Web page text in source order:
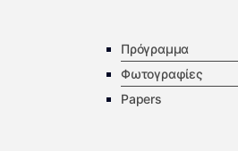
Πρόγραμμα
Φωτογραφίες
Papers